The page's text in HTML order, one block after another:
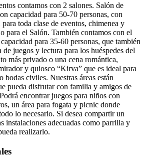
contamos con 2 salones. Salón de
capacidad para 50-70 personas, con
toda clase de eventos, chimenea y
para el Salón. También contamos con el
para 35-60 personas, que también
juegos y lectura para los huéspedes del
más privado o una cena romántica,
y quiosco “Kirva” que es ideal para
bodas civiles. Nuestras áreas están
pueda disfrutar con familia y amigos de
encontrar juegos para niños con
un área para fogata y picnic donde
lo necesario. Si desea compartir un
instalaciones adecuadas como parrilla y
realizarlo.